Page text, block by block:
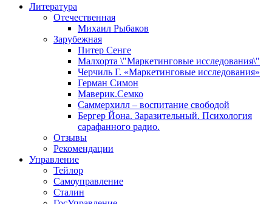
Литература
Отечественная
Михаил Рыбаков
Зарубежная
Питер Сенге
Малхорта \"Маркетинговые исследования\"
Черчиль Г. «Маркетинговые исследования»
Герман Симон
Маверик.Семко
Саммерхилл – воспитание свободой
Бергер Йона. Заразительный. Психология
сарафанного радио.
Отзывы
Рекомендации
Управление
Тейлор
Самоуправление
Сталин